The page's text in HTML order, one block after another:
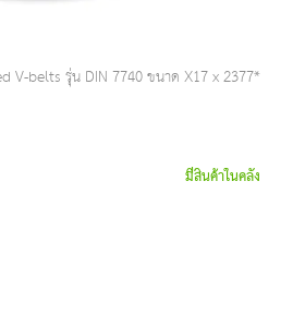
V-belts รุ่น DIN 7740 ขนาด X17 x 2377*
มีสินค้าในคลัง